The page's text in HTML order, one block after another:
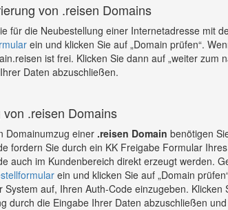
von .reisen Domains
für die Neubestellung einer Internetadresse mit
ein und klicken Sie auf „Domain prüfen“.
ist frei. Klicken Sie dann auf „weiter zum
Daten abzuschließen.
von .reisen Domains
Domainumzug einer .reisen Domain benötigen
fordern Sie durch ein KK Freigabe Formular
auch im Kundenbereich direkt erzeugt werden.
ein und klicken Sie auf „Domain
System auf, Ihren Auth-Code einzugeben.
durch die Eingabe Ihrer Daten abzuschließen